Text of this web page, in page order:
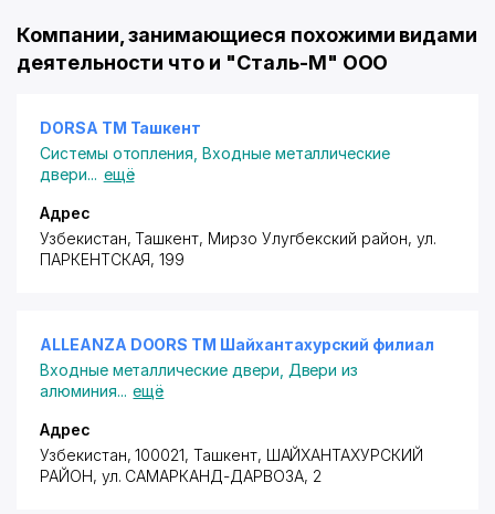
Компании, занимающиеся похожими видами
деятельности что и "Сталь-М" ООО
DORSA ТМ Ташкент
Системы отопления ,Входные металлические
двери... ещё
Адрес
Узбекистан, Ташкент, Мирзо Улугбекский район, ул.
ПАРКЕНТСКАЯ, 199
ALLEANZA DOORS ТМ Шайхантахурский филиал
Входные металлические двери Двери из
алюминия... ещё
Адрес
Узбекистан, 100021, Ташкент, ШАЙХАНТАХУРСКИЙ
РАЙОН, ул. САМАРКАНД-ДАРВОЗА, 2